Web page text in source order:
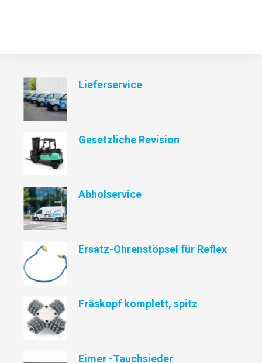
Lieferservice
Gesetzliche Revision
Abholservice
Ersatz-Ohrenstöpsel für Reflex
Fräskopf komplett, spitz
Eimer -Tauchsieder